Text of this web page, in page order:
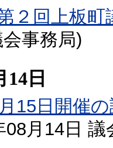
２回上板町
事務局)
14日
15日開催
08月14日 議